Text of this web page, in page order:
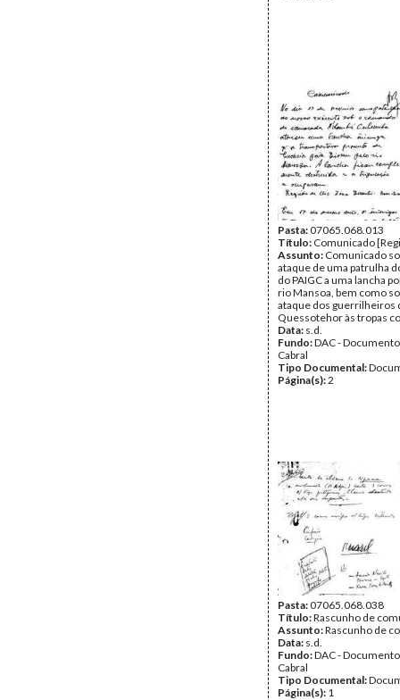
Pasta:07065.068.013
Título: Comunicado
Assunto: Comunicado
ataque de uma patrulha
do PAIGC a uma lancha
rio Mansoa, bem como
ataque dos guerrilheiros
Quessotehor às tropas
Data: s.d.
Fundo:DAC -
Cabral
Tipo Documental:
Página(s):2
Pasta:07065.068.038
Título:Rascunho de
Assunto:Rascunho de
Data: s.d.
Fundo:DAC -
Cabral
Tipo Documental:
Página(s): 1